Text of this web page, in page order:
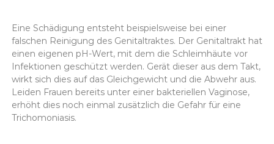
Eine Schädigung entsteht beispielsweise bei einer
falschen Reinigung des Genitaltraktes. Der Genitaltrakt hat
einen eigenen pH-Wert, mit dem die Schleimhäute vor
Infektionen geschützt werden. Gerät dieser aus dem Takt,
wirkt sich dies auf das Gleichgewicht und die Abwehr aus.
Leiden Frauen bereits unter einer bakteriellen Vaginose,
erhöht dies noch einmal zusätzlich die Gefahr für eine
Trichomoniasis.